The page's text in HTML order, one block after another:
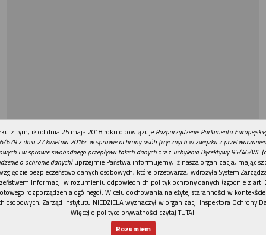
REKLAMA
z tym, iż od dnia 25 maja 2018 roku obowiązuje Rozporządzenie Parlamentu
679 z dnia 27 kwietnia 2016r. w sprawie ochrony osób fizycznych w związku z
i w sprawie swobodnego przepływu takich danychoraz uchylenia Dyrektywy 95/46/WE
o ochronie danych)uprzejmie Państwa informujemy, iż nasza organizacja, mając
bezpieczeństwo danych osobowych, które przetwarza, wdrożyła System
Informacji w rozumieniu odpowiednich polityk ochrony danych (zgodnie z art.
rozporządzenia ogólnego). W celu dochowania należytej staranności w
osobowych, Zarząd Instytutu NIEDZIELA wyznaczył w organizacji Inspektora Ochrony
Więcej o polityce prywatności czytaj TUTAJ.
Rozumiem